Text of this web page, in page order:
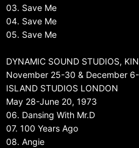
03. Save Me
04. Save Me
05. Save Me
DYNAMIC SOUND STUDIOS,
November 25-30 & December
ISLAND STUDIOS LONDON
May 28-June 20, 1973
06. Dansing With Mr.D
07. 100 Years Ago
08. Angie